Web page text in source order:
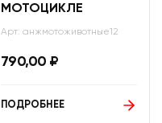
МОТОЦИКЛЕ
Арт: анжмотоживотные12
790,00 ₽
ПОДРОБНЕЕ